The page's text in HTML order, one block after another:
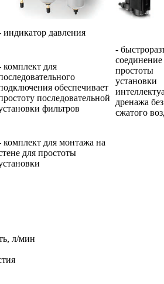
индикатор давления
-
соединение
простоты
установки
дренажа
сжатого
комплект для
обеспечивает
последовательной
фильтров
комплект для монтажа на
для простоты
л/мин